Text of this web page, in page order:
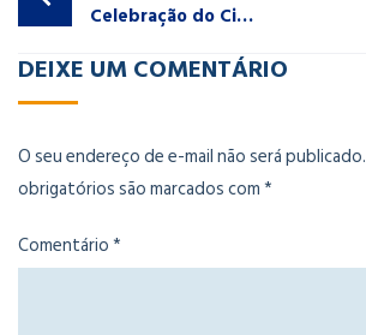
Celebração do Ciclo de 108 anos da Ordem Rosacruz!
DEIXE UM COMENTÁRIO
O seu endereço de e-mail não será publicado.
obrigatórios são marcados com*
Comentário*